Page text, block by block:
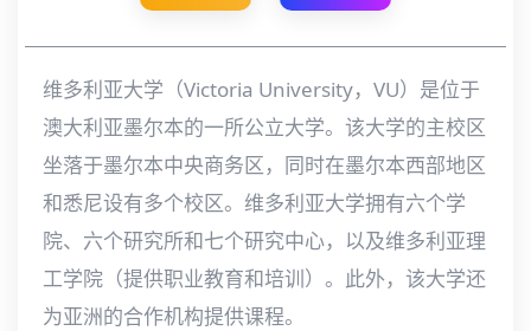
维多利亚大学（Victoria University，VU）是位于
澳大利亚墨尔本的一所公立大学。该大学的主校区
坐落于墨尔本中央商务区，同时在墨尔本西部地区
和悉尼设有多个校区。维多利亚大学拥有六个学
院、六个研究所和七个研究中心，以及维多利亚理
工学院（提供职业教育和培训）。此外，该大学还
为亚洲的合作机构提供课程。